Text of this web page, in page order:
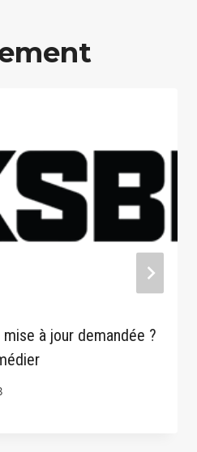
à jour demandée ?